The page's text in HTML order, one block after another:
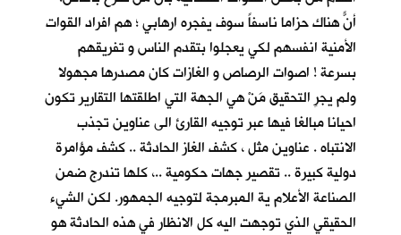
أنّ هناك حزاماً ناسفاً سوف يفجره ارهابي ؛ هم افراد القوات
الأمنية انفسهم لكي يعجلوا بتقدم الناس و تفريقهم
بسرعة ! اصوات الرصاص و الغازات كان مصدرها مجهولا
ولم يجرِ التحقيق مَنْ هي الجهة التي اطلقتها التقارير تكون
احيانا مبالغا فيها عبر توجيه القارئ الى عناوين تجذب
الانتباه . عناوين مثل ، كشف الغاز الحادثة .. كشف مؤامرة
دولية كبيرة .. تقصير جهات حكومية ..، كلها تندرج ضمن
الصناعة الأعلام ية المبرمجة لتوجيه الجمهور. لكن الشيء
الحقيقي الذي توجهت اليه كل الانظار في هذه الحادثة هو